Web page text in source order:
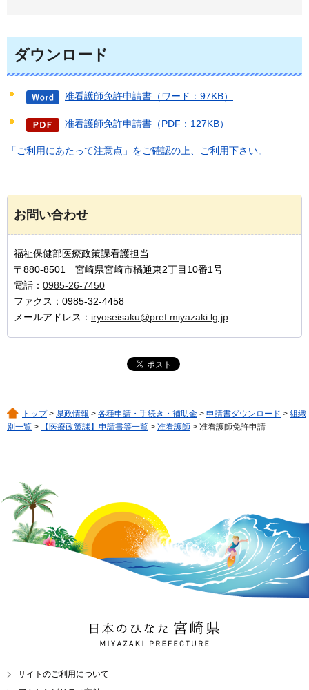
ダウンロード
准看護師免許申請書（ワード：97KB）
准看護師免許申請書（PDF：127KB）
「ご利用にあたって注意点」をご確認の上、ご利用下さい。
お問い合わせ
福祉保健部医療政策課看護担当
〒880-8501 宮崎県宮崎市橘通東2丁目10番1号
電話： 0985-26-7450
ファクス：0985-32-4458
メールアドレス： iryoseisaku@pref.miyazaki.lg.jp
トップ> 県政情報 > 各種申請・手続き・補助金 > 申請書ダウンロード > 組織
別一覧 > 【医療政策課】申請書等一覧 > 准看護師 > 准看護師免許申請
日本のひなた 宮崎県
MIYAZAKI PREFECTURE
サイトのご利用について